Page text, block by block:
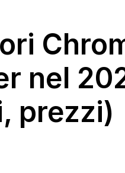
nel
prezzi)